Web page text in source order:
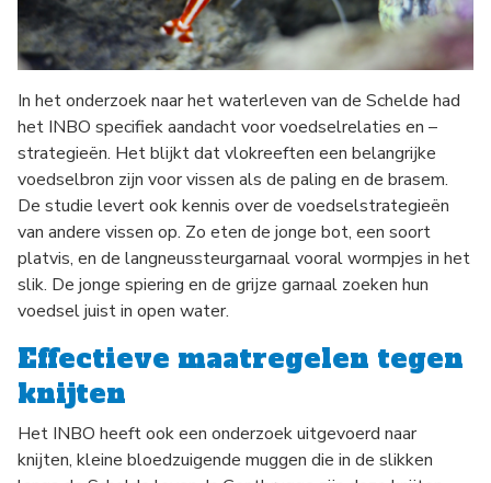
In het onderzoek naar het waterleven van de Schelde had
het INBO specifiek aandacht voor voedselrelaties en –
strategieën. Het blijkt dat vlokreeften een belangrijke
voedselbron zijn voor vissen als de paling en de brasem.
De studie levert ook kennis over de voedselstrategieën
van andere vissen op. Zo eten de jonge bot, een soort
platvis, en de langneussteurgarnaal vooral wormpjes in het
slik. De jonge spiering en de grijze garnaal zoeken hun
voedsel juist in open water.
Effectieve maatregelen tegen
knijten
Het INBO heeft ook een onderzoek uitgevoerd naar
knijten, kleine bloedzuigende muggen die in de slikken